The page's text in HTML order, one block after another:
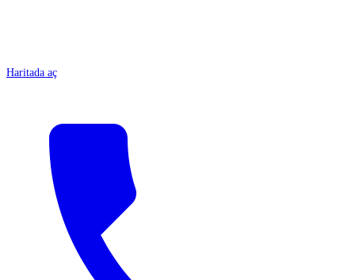
Haritada aç